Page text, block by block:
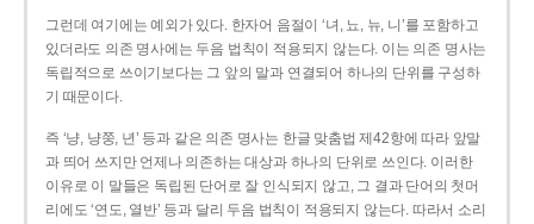
그런데 여기에는 예외가 있다. 한자어 음절이 ‘녀, 뇨, 뉴, 니’를 포함하고
있더라도 의존 명사에는 두음 법칙이 적용되지 않는다. 이는 의존 명사는
독립적으로 쓰이기보다는 그 앞의 말과 연결되어 하나의 단위를 구성하
기 때문이다.
즉 ‘냥, 냥쭝, 년’ 등과 같은 의존 명사는 한글 맞춤법 제42항에 따라 앞말
과 띄어 쓰지만 언제나 의존하는 대상과 하나의 단위로 쓰인다. 이러한
이유로 이 말들은 독립된 단어로 잘 인식되지 않고, 그 결과 단어의 첫머
리에도 ‘연도, 열반’ 등과 달리 두음 법칙이 적용되지 않는다. 따라서 소리